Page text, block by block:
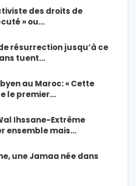
des droits de
» ou…
résurrection jusqu’à ce
tuent…
au Maroc: « Cette
le premier…
Ihssane-Extrême
ensemble mais…
une Jamaa née dans